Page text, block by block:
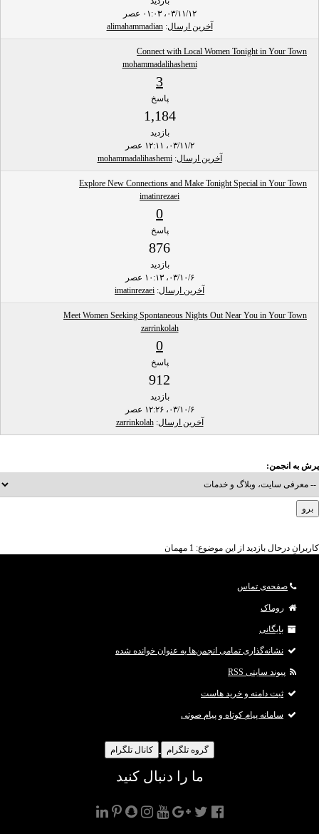
۰۳/۱۱/۱۲، ۰۱:۰۳ عصر
آخرین ارسال:
alimahammadian
Connect with Local Women Tonight in Your Town
mohammadalihashemi
3
پاسخ
1,184
بازدید
۰۳/۱۱/۲، ۱۲:۱۱ عصر
آخرین ارسال:
mohammadalihashemi
Explore New Connections and Make Tonight Special in Your Town
imatinrezaei
0
پاسخ
876
بازدید
۰۳/۱۰/۶، ۱۰:۱۳ عصر
آخرین ارسال:
imatinrezaei
Meet Women Seeking Spontaneous Nights Out Near You in Your Town
zarrinkolah
0
پاسخ
912
بازدید
۰۳/۱۰/۶، ۱۲:۲۶ عصر
آخرین ارسال:
zarrinkolah
پرش به انجمن:
کاربرانِ درحال بازدید از این موضوع: 1 مهمان
صفحه‌ی تماس
روماک
بایگانی
نشانه‌گذاری تمامی انجمن‌ها به عنوان خوانده شده
پیوند سایتی RSS
ثبت دامنه و خرید هاست
سامانه پیام کوتاه و پیام صوتی
گروه تلگرام کانال تلگرام
ما را دنبال کنید